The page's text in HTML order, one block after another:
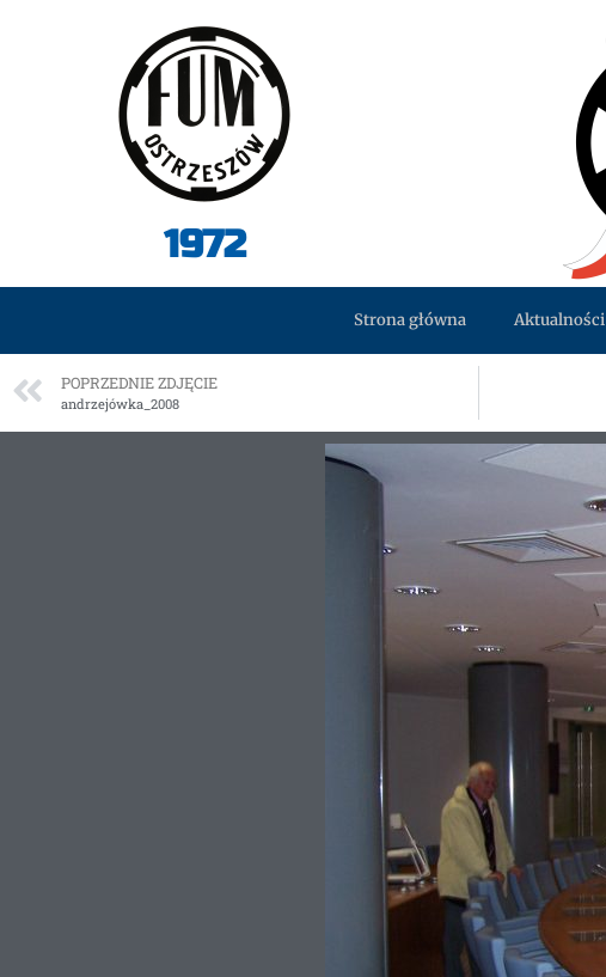
1972
Strona główna Aktualności
POPRZEDNIE ZDJĘCIE
andrzejówka_2008